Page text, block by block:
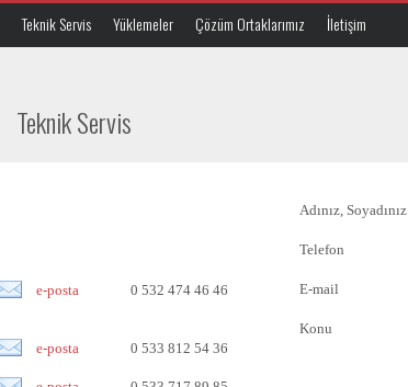
Teknik Servis Yüklemeler Çözüm Ortaklarımız İletişim
Teknik Servis
e-posta 0 532 474 46 46
e-posta 0 533 812 54 36
Adınız, Soyadınız
Telefon
E-mail
Konu